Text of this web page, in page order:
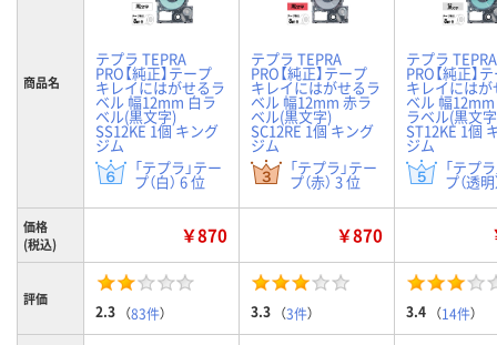
商品名
テプラ TEPRA
PRO【純正】テープ
キレイにはがせるラ
ベル 幅12mm 白ラ
ベル(黒文字)
SS12KE 1個 キング
ジム
「テプラ」テー
プ（白） 6 位
テプラ TEPRA
PRO【純正】テープ
キレイにはがせるラ
ベル 幅12mm 赤ラ
ベル(黒文字)
SC12RE 1個 キング
ジム
「テプラ」テー
プ（赤） 3 位
テプラ TEPRA
PRO【純正】
キレイには
ベル 幅
ラベル(黒文
ST12KE 1個
ジム
「テプ
プ（透
価格
(税込)
￥870 ￥870
評価
2.3 （83件） 3.3 （3件） 3.4 （14件）